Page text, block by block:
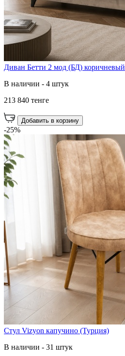
Диван Бетти 2 мод (БД) коричневый
В наличии - 4 штук
213 840 тенге
Добавить в корзину
-25%
Стул Vizyon капучино (Турция)
В наличии - 31 штук